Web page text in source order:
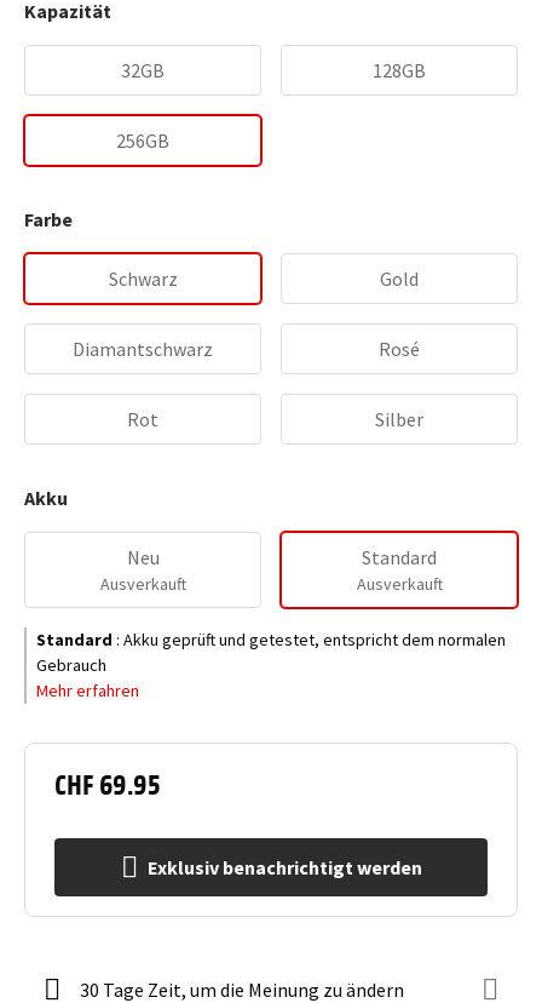
CHF 69.95
Exklusiv benachrichtigt werden
Kapazität
32GB 128GB
256GB
Farbe
Schwarz Gold
Diamantschwarz Rosé
Rot Silber
Akku
Neu
Ausverkauft
Standard
Ausverkauft
Standard : Akku geprüft und getestet, entspricht dem normalen
Gebrauch
Mehr erfahren
30 Tage Zeit, um die Meinung zu ändern